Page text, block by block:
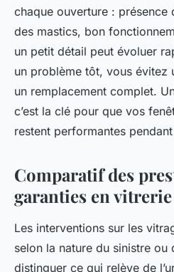
chaque ouverture : présence
des mastics, bon
un petit détail peut évoluer
un problème tôt, vous évitez
un remplacement complet.
c’est la clé pour que vos
restent performantes
Comparatif des
garanties en vitrerie
Les interventions sur les
selon la nature du sinistre ou
distinguer ce qui relève de